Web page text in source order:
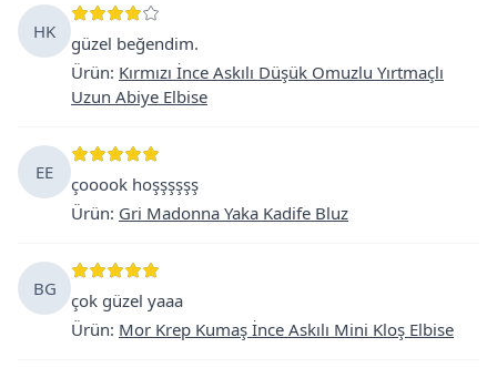
HK
güzel beğendim.
Ürün: Kırmızı İnce Askılı Düşük Omuzlu Yırtmaçlı
Uzun Abiye Elbise
EE
çooook hoşşşşşş
Ürün: Gri Madonna Yaka Kadife Bluz
BG
çok güzel yaaa
Ürün: Mor Krep Kumaş İnce Askılı Mini Kloş Elbise